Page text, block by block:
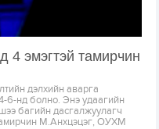
эмэгтэй тамирчин
дэлхийн аварга
6-нд болно. Энэ удаагийн
багийн дасгалжуулагч
М.Анхцэцэг, ОУХМ